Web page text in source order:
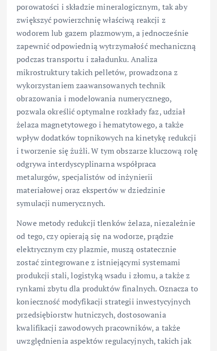
porowatości i składzie mineralogicznym, tak aby
zwiększyć powierzchnię właściwą reakcji z
wodorem lub gazem plazmowym, a jednocześnie
zapewnić odpowiednią wytrzymałość mechaniczną
podczas transportu i załadunku. Analiza
mikrostruktury takich pelletów, prowadzona z
wykorzystaniem zaawansowanych technik
obrazowania i modelowania numerycznego,
pozwala określić optymalne rozkłady faz, udział
żelaza magnetytowego i hematytowego, a także
wpływ dodatków topnikowych na kinetykę redukcji
i tworzenie się żużli. W tym obszarze kluczową rolę
odgrywa interdyscyplinarna współpraca
metalurgów, specjalistów od inżynierii
materiałowej oraz ekspertów w dziedzinie
symulacji numerycznych.
Nowe metody redukcji tlenków żelaza, niezależnie
od tego, czy opierają się na wodorze, prądzie
elektrycznym czy plazmie, muszą ostatecznie
zostać zintegrowane z istniejącymi systemami
produkcji stali, logistyką wsadu i złomu, a także z
rynkami zbytu dla produktów finalnych. Oznacza to
konieczność modyfikacji strategii inwestycyjnych
przedsiębiorstw hutniczych, dostosowania
kwalifikacji zawodowych pracowników, a także
uwzględnienia aspektów regulacyjnych, takich jak